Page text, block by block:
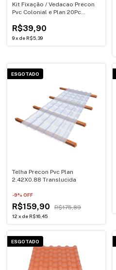
Kit Fixação / Vedacao Precon
Pvc Colonial e Plan 20Pc
R$39,90
9x de R$5,39
ESGOTADO
Telha Precon Pvc Plan
2.42X0.88 Translucida
-9% OFF
R$159,90 R$175,89
12 x de R$16,45
ESGOTADO